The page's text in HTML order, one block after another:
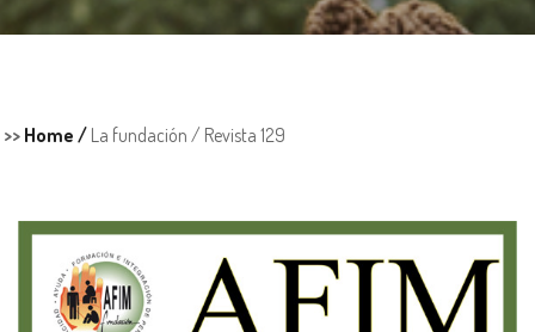
>> Home / La fundación / Revista 129